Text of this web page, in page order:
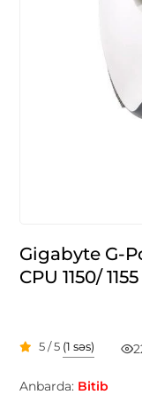
Gigabyte G-
CPU 1150/
5 / 5 (1 səs)
Anbarda: Bitib